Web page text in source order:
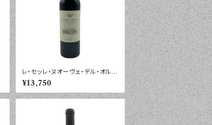
レ・セッレ・ヌオーヴェ・デル・オルネ
ッライア ボルゲリ ロッソ ２０
２１年 ７５０ｍｌ
¥13,750